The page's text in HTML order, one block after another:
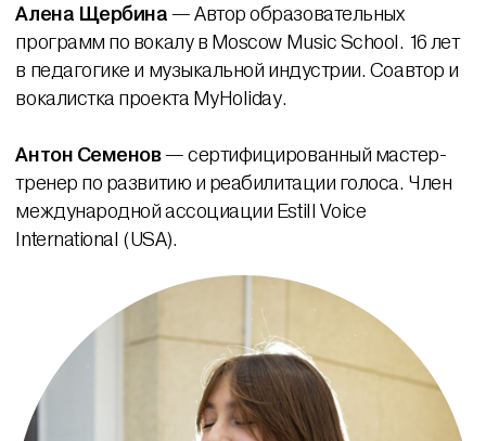
Алена Щербина — Автор образовательных
программ по вокалу в Moscow Music School. 16 лет
в педагогике и музыкальной индустрии. Соавтор и
вокалистка проекта MyHoliday.
Антон Семенов— сертифицированный мастер-
тренер по развитию и реабилитации голоса. Член
международной ассоциации Estill Voice
International (USA).